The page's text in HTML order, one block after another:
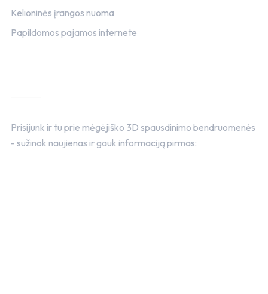
Kelioninės įrangos nuoma
Papildomos pajamos internete
Prisijunk ir tu prie mėgėjiško 3D spausdinimo bendruomenės
- sužinok naujienas ir gauk informaciją pirmas: